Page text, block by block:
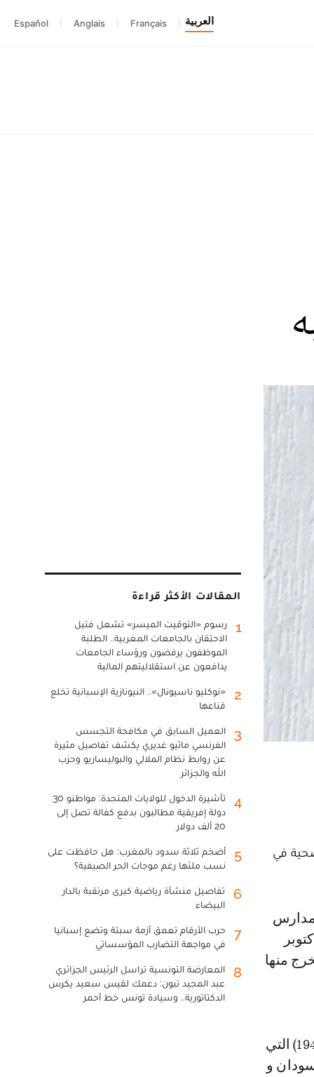
العربية Français
Anglais
Español
بعد تدهور حالته الصحية في
في أكتوبر
الآداب بجامعة القاهرة (فؤاد الأول) سنة 1940 و تخرج منها
وكان الراحل عضوا مؤسسا لجمعية الطلبة العرب في كلية الآداب (سنة 1942) التي
و
المقالات الأكثر قراءة
1
رسوم «التوقيت الميسر» تشعل فتيل
الاحتقان بالجامعات المغربية.. الطلبة
الموظفون يرفضون ورؤساء الجامعات
يدافعون عن استقلاليتهم المالية
2
«نوكليو ناسيونال».. النيونازية الإسبانية تخلع
قناعها
3
العميل السابق في مكافحة التجسس
الفرنسي ماثيو غديري يكشف تفاصيل مثيرة
عن روابط نظام الملالي والبوليساريو وحزب
الله والجزائر
4
تأشيرة الدخول للولايات المتحدة: مواطنو 30
دولة إفريقية مطالبون بدفع كفالة تصل إلى
20 ألف دولار
5
أضخم ثلاثة سدود بالمغرب: هل حافظت على
نسب ملئها رغم موجات الحر الصيفية؟
6
تفاصيل منشأة رياضية كبرى مرتقبة بالدار
البيضاء
7
حرب الأرقام تعمق أزمة سبتة وتضع إسبانيا
في مواجهة التضارب المؤسساتي
8
المعارضة التونسية تراسل الرئيس الجزائري
عبد المجيد تبون: دعمك لقيس سعيد يكرس
الدكتاتورية.. وسيادة تونس خط أحمر